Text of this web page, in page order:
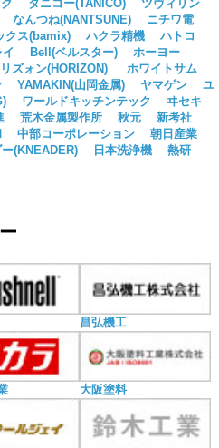
タニコー(TANICO)
ツヴィリン
なんつね(NANTSUNE)
ニチワ電
クス(bamix) ハクラ精機
ハトコ
イ Bell(ベルスター)
ホーヨー
ズォン(HORIZON)
ホワイトサム
YAMAKIN(山岡金属) ヤマゲン
ユ
ワールドキッチンテック
ヰセキ
荒木金属製作所 秋元
新考社
中部コーポレーション
朝日産業
(KNEADER) 日本洗浄機
熱研
昌弘機工
大阪塗料